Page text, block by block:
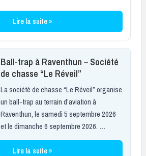
Lire la suite »
Ball-trap à Raventhun – Société
de chasse “Le Réveil”
La société de chasse “Le Réveil” organise
un ball-trap au terrain d’aviation à
Raventhun, le samedi 5 septembre 2026
et le dimanche 6 septembre 2026. …
Lire la suite »